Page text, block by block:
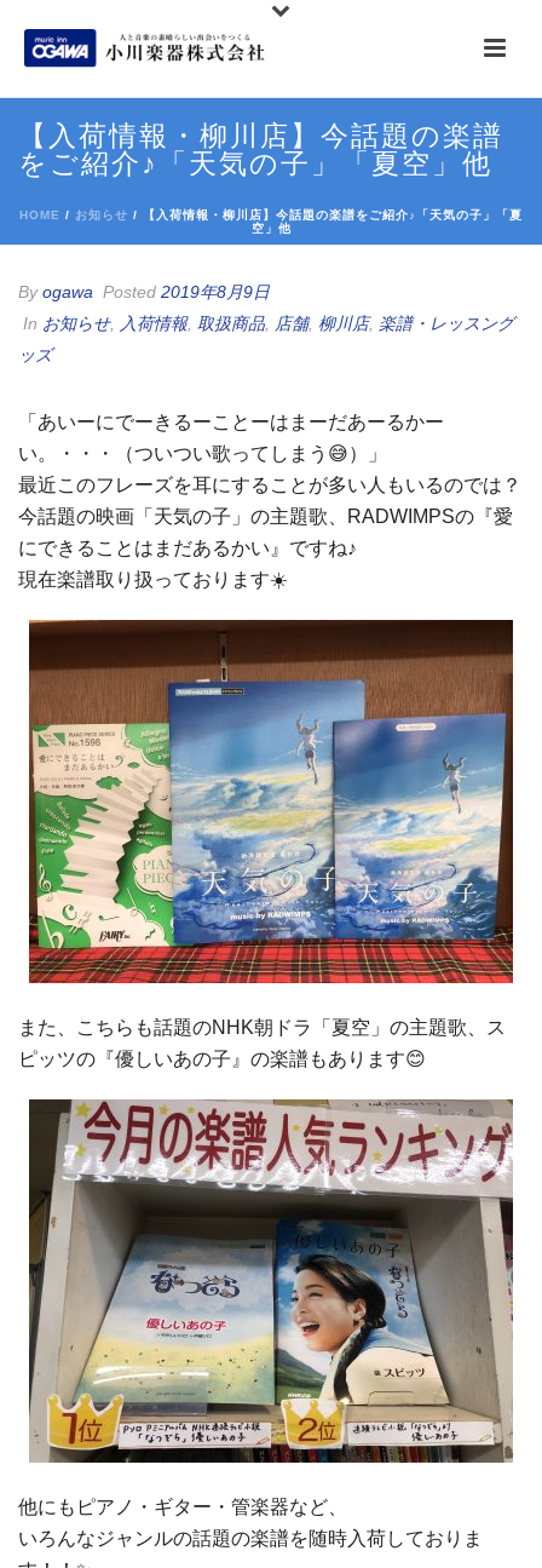
【入荷情報・柳川店】今話題の楽譜
をご紹介♪「天気の子」「夏空」他
HOME / お知らせ / 【入荷情報・柳川店】今話題の楽譜をご紹介♪「天気の子」「夏
空」他
Byogawa Posted 2019年8月9日
In お知らせ, 入荷情報, 取扱商品 店舗, 柳川店, 楽譜・レッスング
ッズ
「あいーにでーきるーことーはまーだあーるかー
い。・・・（ついつい歌ってしまう😅）」
最近このフレーズを耳にすることが多い人もいるのでは？
今話題の映画「天気の子」の主題歌、RADWIMPSの『愛
にできることはまだあるかい』ですね♪
現在楽譜取り扱っております☀️
また、こちらも話題のNHK朝ドラ「夏空」の主題歌、ス
ピッツの『優しいあの子』の楽譜もあります😊
他にもピアノ・ギター・管楽器など、
いろんなジャンルの話題の楽譜を随時入荷しておりま